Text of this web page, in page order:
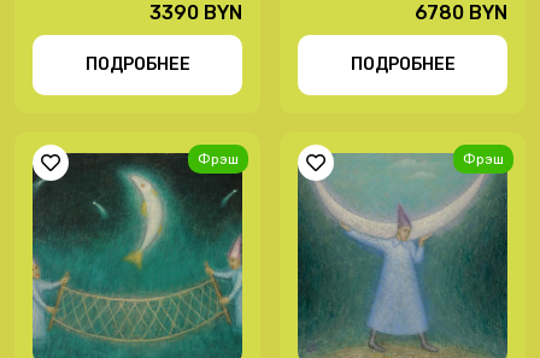
3390 BYN
ПОДРОБНЕЕ
6780 BYN
ПОДРОБНЕЕ
Фрэш Фрэш